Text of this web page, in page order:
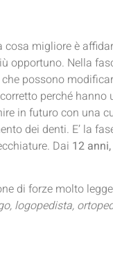
cosa migliore è
opportuno. Nella
possono
perché hanno
in futuro con una
dei denti. E’ la
Dai 12 anni,
di forze molto
logopedista,